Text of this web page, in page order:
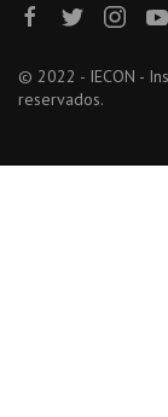
© 2022 - IECON -
reservados.